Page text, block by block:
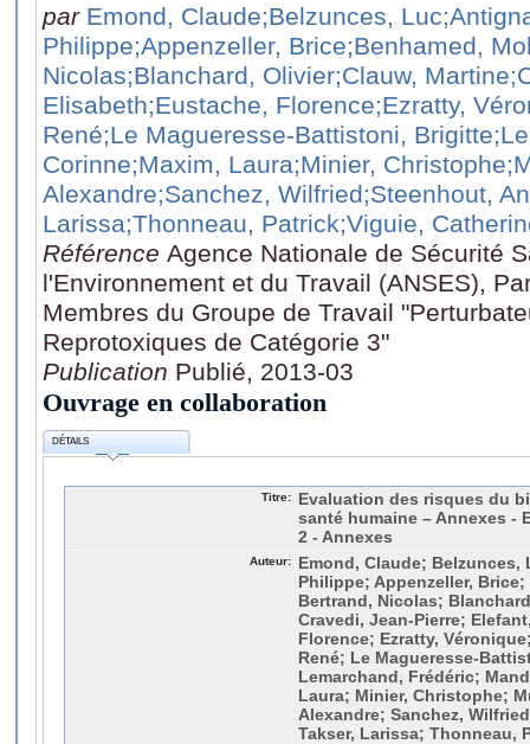
par Emond, Claude;Belzunces, Luc
Philippe;Appenzeller, Brice;Benhamed,
Nicolas;Blanchard, Olivier;Clauw, Martine
Elisabeth;Eustache, Florence;Ezratty,
René;Le Magueresse-Battistoni, Brigitte
Corinne;Maxim, Laura;Minier, Christophe
Alexandre;Sanchez, Wilfried;Steenhout,
Larissa;Thonneau, Patrick;Viguie,
Référence Agence Nationale de Sécurité
l'Environnement et du Travail (ANSES),
Membres du Groupe de Travail
Reprotoxiques de Catégorie 3"
Publication Publié, 2013-03
Ouvrage en collaboration
DÉTAILS
Titre:
Evaluation des risques du
santé humaine – Annexes -
2 - Annexes
Auteur:
Emond, Claude; Belzunces,
Philippe; Appenzeller,
Bertrand, Nicolas;
Cravedi, Jean-Pierre;
Florence; Ezratty,
René; Le Magueresse-
Lemarchand, Frédéric;
Laura; Minier, Christophe;
Alexandre; Sanchez,
Takser, Larissa; Thonneau,